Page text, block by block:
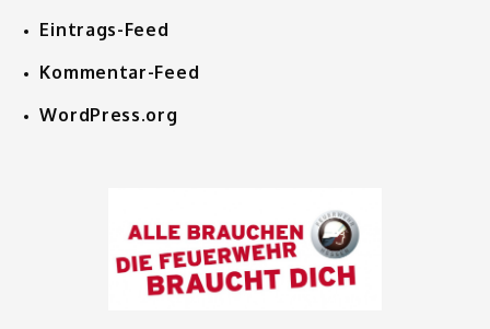
Eintrags-Feed
Kommentar-Feed
WordPress.org